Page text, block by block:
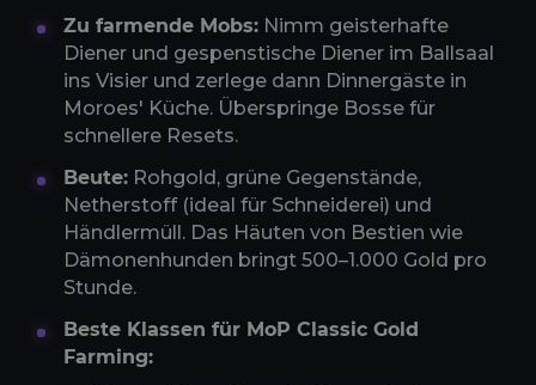
Zu farmende Mobs: Nimm geisterhafte
Diener und gespenstische Diener im Ballsaal
ins Visier und zerlege dann Dinnergäste in
Moroes' Küche. Überspringe Bosse für
schnellere Resets.
Beute: Rohgold, grüne Gegenstände,
Netherstoff (ideal für Schneiderei) und
Händlermüll. Das Häuten von Bestien wie
Dämonenhunden bringt 500–1.000 Gold pro
Stunde.
Beste Klassen für MoP Classic Gold
Farming: